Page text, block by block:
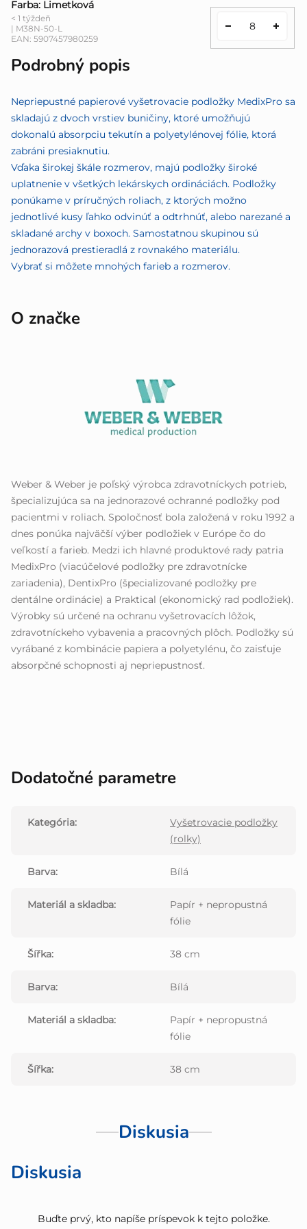
Farba: Limetková
< 1 týždeň
| M38N-50-L
EAN: 5907457980259
Podrobný popis
Nepriepustné papierové vyšetrovacie podložky MedixPro sa
skladajú z dvoch vrstiev buničiny, ktoré umožňujú
dokonalú absorpciu tekutín a polyetylénovej fólie, ktorá
zabráni presiaknutiu.
Vďaka širokej škále rozmerov, majú podložky široké
uplatnenie v všetkých lekárskych ordináciách. Podložky
ponúkame v príručných roliach, z ktorých možno
jednotlivé kusy ľahko odvinúť a odtrhnúť, alebo narezané a
skladané archy v boxoch. Samostatnou skupinou sú
jednorazová prestieradlá z rovnakého materiálu.
Vybrať si môžete mnohých farieb a rozmerov.
O značke
Weber & Weber je poľský výrobca zdravotníckych potrieb,
špecializujúca sa na jednorazové ochranné podložky pod
pacientmi v roliach. Spoločnosť bola založená v roku 1992 a
dnes ponúka najväčší výber podložiek v Európe čo do
veľkostí a farieb. Medzi ich hlavné produktové rady patria
MedixPro (viacúčelové podložky pre zdravotnícke
zariadenia), DentixPro (špecializované podložky pre
dentálne ordinácie) a Praktical (ekonomický rad podložiek).
Výrobky sú určené na ochranu vyšetrovacích lôžok,
zdravotníckeho vybavenia a pracovných plôch. Podložky sú
vyrábané z kombinácie papiera a polyetylénu, čo zaisťuje
absorpčné schopnosti aj nepriepustnosť.
Dodatočné parametre
Kategória:
Vyšetrovacie podložky
(rolky)
Barva: Bílá
Materiál a skladba:
Papír + nepropustná
fólie
Šířka: 38 cm
Barva: Bílá
Materiál a skladba:
Papír + nepropustná
fólie
Šířka: 38 cm
Diskusia
Diskusia
Buďte prvý, kto napíše príspevok k tejto položke.